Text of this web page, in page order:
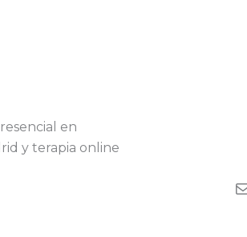
en
y terapia online